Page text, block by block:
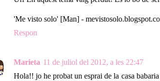
'Me visto solo' [Man] -
Respon
Marieta 11 de juliol del 2012, a les 22:47
Hola!! jo he probat un esprai de la casa